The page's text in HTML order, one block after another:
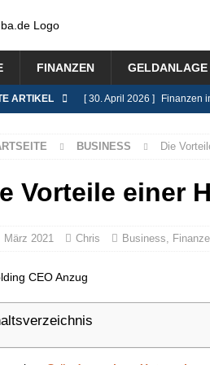
FINANZEN GELDANLAGE
ARTIKEL [ 30. April 2026 ] Finanzen
Das
[ 8. Januar 2026 ]
BLOG
BUSINESS Die
Vorteile einer
März 2021 Chris Business,